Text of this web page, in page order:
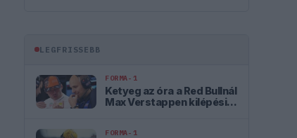
LEGFRISSEBB
FORMA-1
Ketyeg az óra a Red Bullnál
Max Verstappen kilépési
FORMA-1